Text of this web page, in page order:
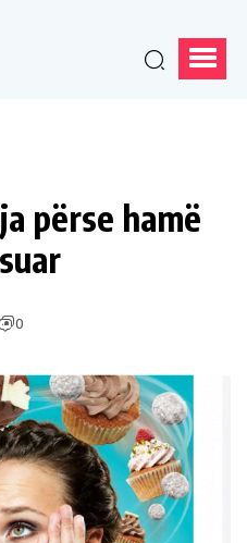
përse hamë
0